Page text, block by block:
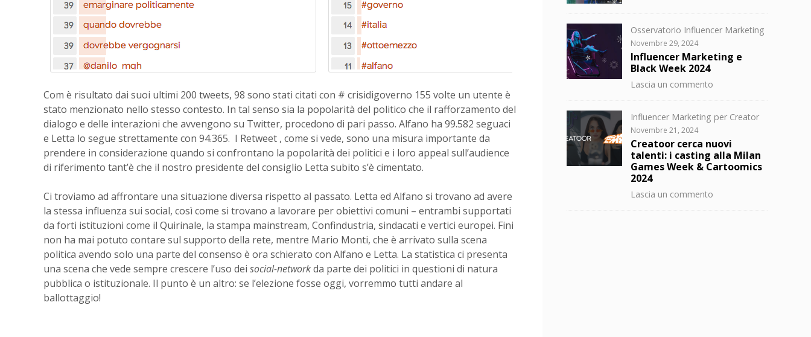
Com è risultato dai suoi ultimi 200 tweets, 98 sono stati citati con # crisidigoverno 155 volte un utente è
stato menzionato nello stesso contesto. In tal senso sia la popolarità del politico che il rafforzamento del
dialogo e delle interazioni che avvengono su Twitter, procedono di pari passo. Alfano ha 99.582 seguaci
e Letta lo segue strettamente con 94.365. I Retweet , come si vede, sono una misura importante da
prendere in considerazione quando si confrontano la popolarità dei politici e i loro appeal sull’audience
di riferimento tant’è che il nostro presidente del consiglio Letta subito s’è cimentato.
Ci troviamo ad affrontare una situazione diversa rispetto al passato. Letta ed Alfano si trovano ad avere
la stessa influenza sui social, così come si trovano a lavorare per obiettivi comuni – entrambi supportati
da forti istituzioni come il Quirinale, la stampa mainstream, Confindustria, sindacati e vertici europei. Fini
non ha mai potuto contare sul supporto della rete, mentre Mario Monti, che è arrivato sulla scena
politica avendo solo una parte del consenso è ora schierato con Alfano e Letta. La statistica ci presenta
una scena che vede sempre crescere l’uso deisocial-networkda parte dei politici in questioni di natura
pubblica o istituzionale. Il punto è un altro: se l’elezione fosse oggi, vorremmo tutti andare al
ballottaggio!
Responsabili
Buzzoole
Categorie
Osservatorio Influencer Marketing
Posted
on
Novembre 29, 2024
Influencer Marketing e
Black Week 2024
Lascia un commento
e
Week
2024
Categorie
Influencer Marketing per Creator
Posted
on
Novembre 21, 2024
Creatoor cerca nuovi
talenti: i casting alla Milan
Games Week & Cartoomics
2024
Lascia un commento